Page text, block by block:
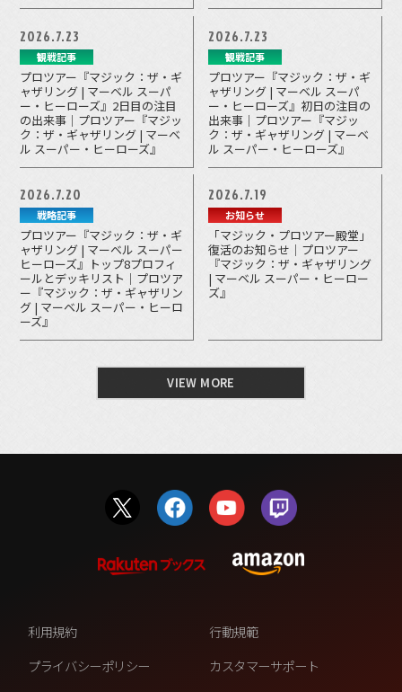
2026.7.23
観戦記事
プロツアー『マジック：ザ・ギ
ャザリング | マーベル スーパ
ー・ヒーローズ』2日目の注目
の出来事｜プロツアー『マジッ
ク：ザ・ギャザリング | マーベ
ル スーパー・ヒーローズ』
2026.7.23
観戦記事
プロツアー『マジック：ザ・ギ
ャザリング | マーベル スーパ
ー・ヒーローズ』初日の注目の
出来事｜プロツアー『マジッ
ク：ザ・ギャザリング | マーベ
ル スーパー・ヒーローズ』
2026.7.20
戦略記事
プロツアー『マジック：ザ・ギ
ャザリング | マーベル スーパー
ヒーローズ』トップ8プロフィ
ールとデッキリスト｜プロツア
ー『マジック：ザ・ギャザリン
グ | マーベル スーパー・ヒーロ
ーズ』
2026.7.19
お知らせ
「マジック・プロツアー殿堂」
復活のお知らせ｜プロツアー
『マジック：ザ・ギャザリング
| マーベル スーパー・ヒーロー
ズ』
VIEW MORE
利用規約
行動規範
プライバシーポリシー
カスタマーサポート